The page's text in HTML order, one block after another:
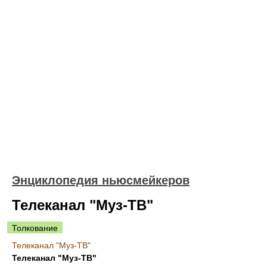
Энциклопедия ньюсмейкеров
Телеканал "Муз-ТВ"
Толкование
Телеканал "Муз-ТВ"
Телеканал "Муз-ТВ"